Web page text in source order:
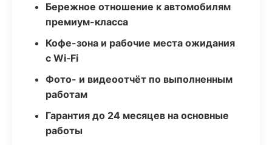
Бережное отношение к автомобилям
премиум-класса
Кофе-зона и рабочие места ожидания
с Wi‑Fi
Фото- и видеоотчёт по выполненным
работам
Гарантия до 24 месяцев на основные
работы